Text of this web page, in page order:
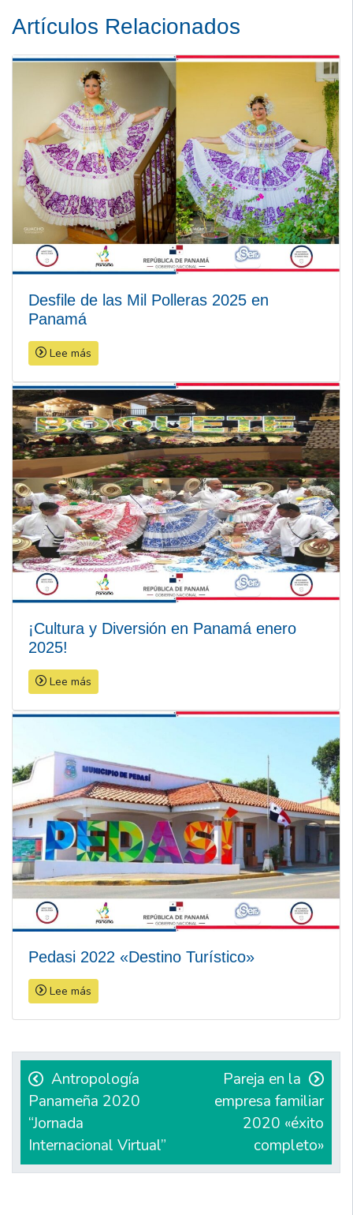
Artículos Relacionados
Desfile de las Mil Polleras 2025 en
Panamá
Lee más
¡Cultura y Diversión en Panamá enero
2025!
Lee más
Pedasi 2022 «Destino Turístico»
Lee más
Navegación
de
entradas
Antropología
Panameña 2020
“Jornada
Internacional Virtual”
Pareja en la
empresa familiar
2020 «éxito
completo»